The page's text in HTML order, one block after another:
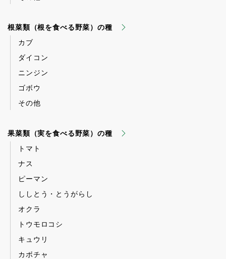
根菜類（根を食べる野菜）の種
カブ
ダイコン
ニンジン
ゴボウ
その他
果菜類（実を食べる野菜）の種
トマト
ナス
ピーマン
ししとう・とうがらし
オクラ
トウモロコシ
キュウリ
カボチャ